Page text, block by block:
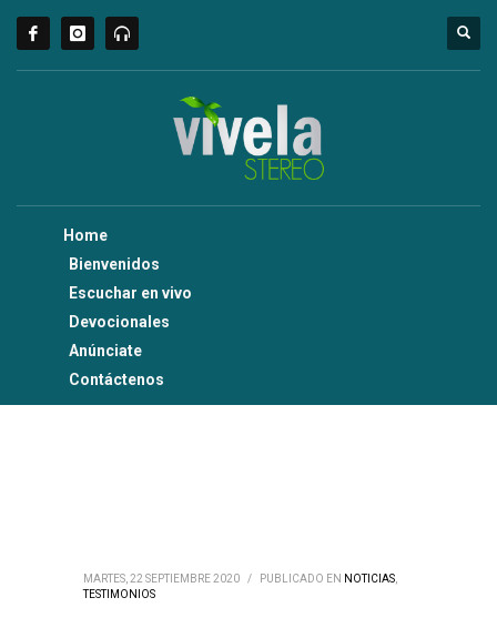
Home
Bienvenidos
Escuchar en vivo
Devocionales
Anúnciate
Contáctenos
MARTES, 22 SEPTIEMBRE 2020 / PUBLICADO EN NOTICIAS
TESTIMONIOS